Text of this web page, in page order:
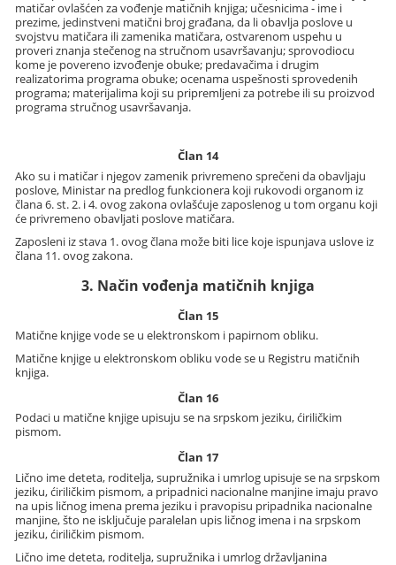
matičar ovlašćen za vođenje matičnih knjiga; učesnicima - ime i
prezime, jedinstveni matični broj građana, da li obavlja poslove u
svojstvu matičara ili zamenika matičara, ostvarenom uspehu u
proveri znanja stečenog na stručnom usavršavanju; sprovodiocu
kome je povereno izvođenje obuke; predavačima i drugim
realizatorima programa obuke; ocenama uspešnosti sprovedenih
programa; materijalima koji su pripremljeni za potrebe ili su proizvod
programa stručnog usavršavanja.
Član 14
Ako su i matičar i njegov zamenik privremeno sprečeni da obavljaju
poslove, Ministar na predlog funkcionera koji rukovodi organom iz
člana 6. st. 2. i 4. ovog zakona ovlašćuje zaposlenog u tom organu koji
će privremeno obavljati poslove matičara.
Zaposleni iz stava 1. ovog člana može biti lice koje ispunjava uslove iz
člana 11. ovog zakona.
3. Način vođenja matičnih knjiga
Član 15
Matične knjige vode se u elektronskom i papirnom obliku.
Matične knjige u elektronskom obliku vode se u Registru matičnih
knjiga.
Član 16
Podaci u matične knjige upisuju se na srpskom jeziku, ćiriličkim
pismom.
Član 17
Lično ime deteta, roditelja, supružnika i umrlog upisuje se na srpskom
jeziku, ćiriličkim pismom, a pripadnici nacionalne manjine imaju pravo
na upis ličnog imena prema jeziku i pravopisu pripadnika nacionalne
manjine, što ne isključuje paralelan upis ličnog imena i na srpskom
jeziku, ćiriličkim pismom.
Lično ime deteta, roditelja, supružnika i umrlog državljanina